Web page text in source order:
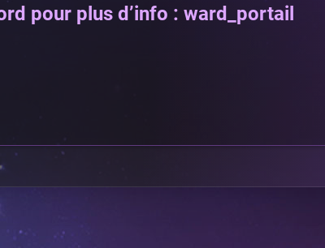
pour plus d’info : ward_portail